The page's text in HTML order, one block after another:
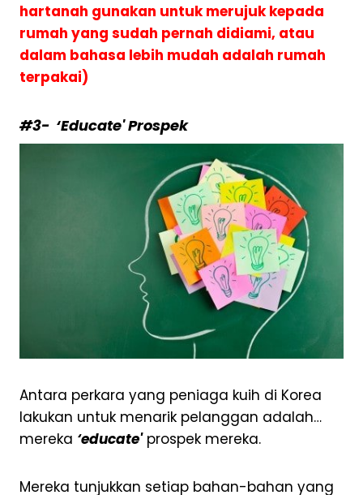
hartanah gunakan untuk merujuk kepada
rumah yang sudah pernah didiami, atau
dalam bahasa lebih mudah adalah rumah
terpakai)
#3- ‘Educate' Prospek
Antara perkara yang peniaga kuih di Korea
lakukan untuk menarik pelanggan adalah…
mereka ‘educate'prospek mereka.
Mereka tunjukkan setiap bahan-bahan yang